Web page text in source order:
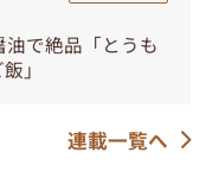
で絶品「とうも
」
連載一覧へ